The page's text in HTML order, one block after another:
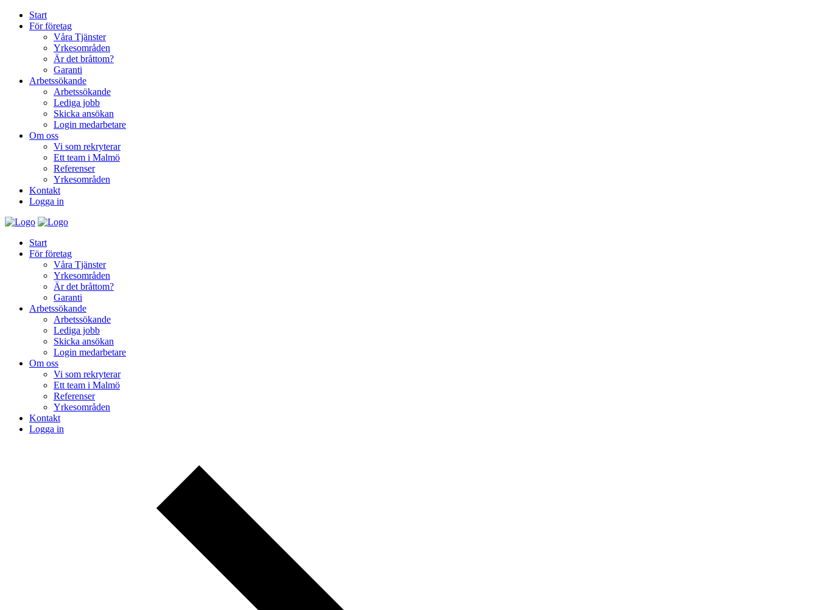
Start
För företag
Våra Tjänster
Yrkesområden
Är det bråttom?
Garanti
Arbetssökande
Arbetssökande
Lediga jobb
Skicka ansökan
Login medarbetare
Om oss
Vi som rekryterar
Ett team i Malmö
Referenser
Yrkesområden
Kontakt
Logga in
Start
För företag
Våra Tjänster
Yrkesområden
Är det bråttom?
Garanti
Arbetssökande
Arbetssökande
Lediga jobb
Skicka ansökan
Login medarbetare
Om oss
Vi som rekryterar
Ett team i Malmö
Referenser
Yrkesområden
Kontakt
Logga in